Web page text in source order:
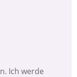
Ich werde